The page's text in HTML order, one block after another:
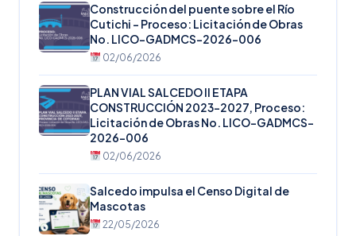
Construcción del puente sobre el Río
Cutichi – Proceso: Licitación de Obras
No. LICO-GADMCS-2026-006
02/06/2026
PLAN VIAL SALCEDO II ETAPA
CONSTRUCCIÓN 2023-2027, Proceso:
Licitación de Obras No. LICO-GADMCS-
2026-006
02/06/2026
Salcedo impulsa el Censo Digital de
Mascotas
22/05/2026